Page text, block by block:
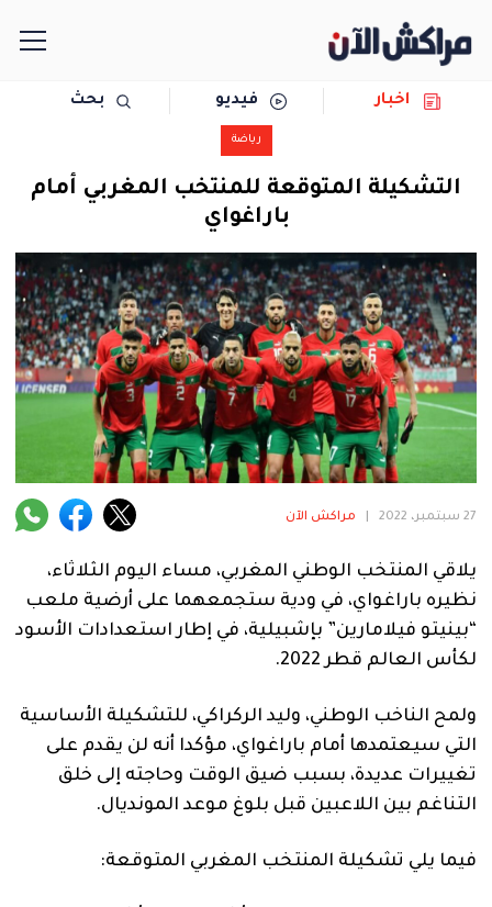
مجتمع
رياضة
حوادث
دولية
آراء
اخبار فيديو بحث
رياضة
التشكيلة المتوقعة للمنتخب المغربي أمام
باراغواي
27 سبتمبر، 2022 مراكش الآن
يلاقي المنتخب الوطني المغربي، مساء اليوم الثلاثاء،
نظيره باراغواي، في ودية ستجمعهما على أرضية ملعب
“بينيتو فيلامارين” بإشبيلية، في إطار استعدادات الأسود
لكأس العالم قطر 2022.
ولمح الناخب الوطني، وليد الركراكي، للتشكيلة الأساسية
التي سيعتمدها أمام باراغواي، مؤكدا أنه لن يقدم على
تغييرات عديدة، بسبب ضيق الوقت وحاجته إلى خلق
التناغم بين اللاعبين قبل بلوغ موعد المونديال.
فيما يلي تشكيلة المنتخب المغربي المتوقعة: